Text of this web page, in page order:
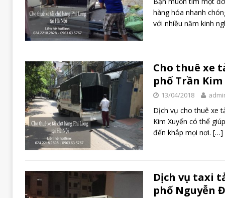
hàng hóa nhanh
với nhiều năm kinh
Cho thuê xe
phố Trần Kim
13/04/2018
Dịch vụ cho thuê xe
Kim Xuyến có thể
đến khắp mọi nơi. […]
Dịch vụ taxi
phố Nguyễn